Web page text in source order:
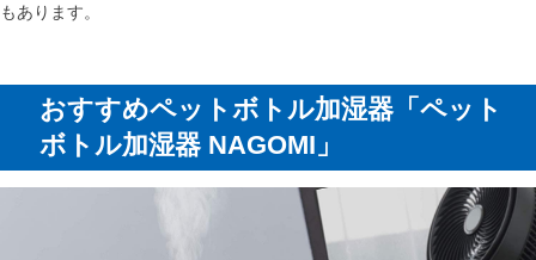
もあります。
おすすめペットボトル加湿器「ペット
ボトル加湿器 NAGOMI」